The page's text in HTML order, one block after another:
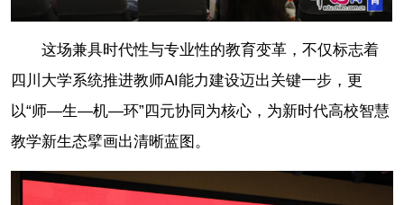
这场兼具时代性与专业性的教育变革，不仅标志着
四川大学系统推进教师AI能力建设迈出关键一步，更
以“师—生—机—环”四元协同为核心，为新时代高校智慧
教学新生态擘画出清晰蓝图。